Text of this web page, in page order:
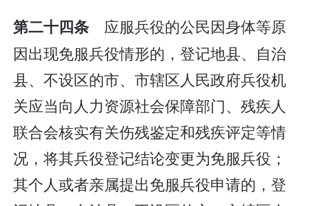
第二十四条 应服兵役的公民因身体等原
因出现免服兵役情形的，登记地县、自治
县、不设区的市、市辖区人民政府兵役机
关应当向人力资源社会保障部门、残疾人
联合会核实有关伤残鉴定和残疾评定等情
况，将其兵役登记结论变更为免服兵役；
其个人或者亲属提出免服兵役申请的，登